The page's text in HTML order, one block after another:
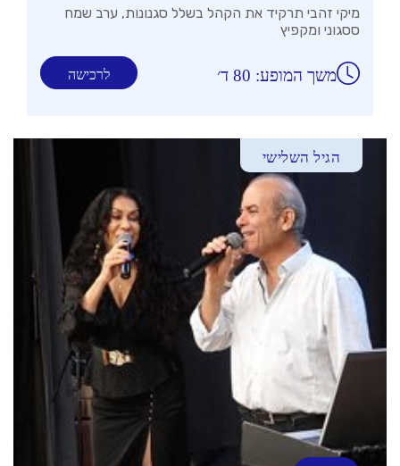
מיקי זהבי תרקיד את הקהל בשלל סגנונות, ערב שמח
ססגוני ומקפיץ
לרכישה משך המופע: 80 ד׳
הגיל השלישי